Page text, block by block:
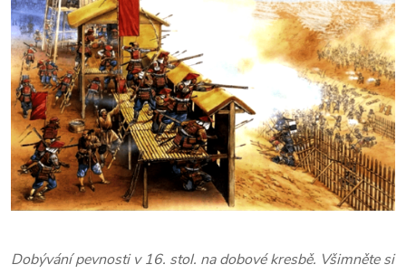
Dobývání pevnosti v 16. stol. na dobové kresbě. Všimněte si